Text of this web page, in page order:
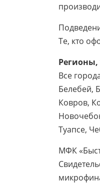
Те, кто
Все
Белебей,
Ковров,
Туапсе,
МФК